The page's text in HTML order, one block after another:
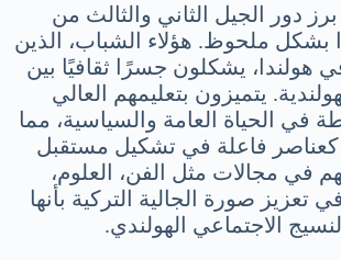
دور الجيل الثاني والثالث من
بشكل ملحوظ. هؤلاء الشباب، الذين
هولندا، يشكلون جسرًا ثقافيًا بين
يتميزون بتعليمهم العالي
في الحياة العامة والسياسية، مما
كعناصر فاعلة في تشكيل مستقبل
في مجالات مثل الفن، العلوم،
تعزيز صورة الجالية التركية بأنها
الاجتماعي الهولندي.